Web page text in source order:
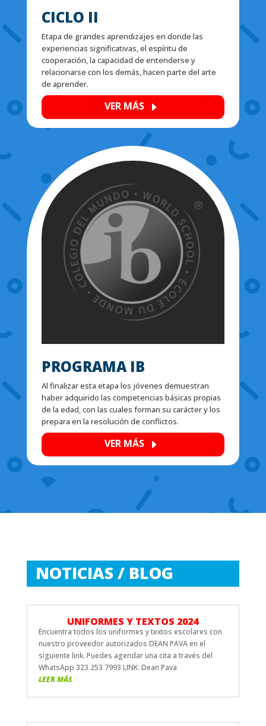
CICLO II
Etapa de grandes aprendizajes en donde las
experiencias significativas, el espíritu de
cooperación, la capacidad de entenderse y
relacionarse con los demás, hacen parte del arte
de aprender.
VER MÁS E
PROGRAMA IB
Al finalizar esta etapa los jóvenes demuestran
haber adquirido las competencias básicas propias
de la edad, con las cuales forman su carácter y los
prepara en la resolución de conflictos.
VER MÁS E
NOTICIAS / BLOG
UNIFORMES Y TEXTOS 2024
Encuentra todos los uniformes y textos escolares con
nuestro proveedor autorizados DEAN PAVA en el
siguiente link. Puedes agendar una cita a través del
WhatsApp 323 253 7993 LINK: Dean Pava
LEER MÁS